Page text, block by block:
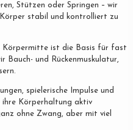
Stützen oder Springen – wir
stabil und kontrolliert zu
Körpermitte ist die Basis für fast
Bauch- und Rückenmuskulatur,
spielerische Impulse und
ihre Körperhaltung aktiv
ohne Zwang, aber mit viel